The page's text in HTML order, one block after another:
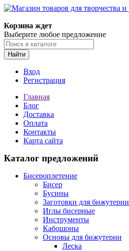
Корзина ждет
Выберите любое предложение
Найти
Вход
Регистрация
Главная
Блог
Доставка
Оплата
Контакты
Карта сайта
Каталог предложений
Бисероплетение
Бисер
Бусины
Заготовки для бижутерии
Иглы бисерные
Инструменты
Кабошоны
Основы для бижутерии
Леска